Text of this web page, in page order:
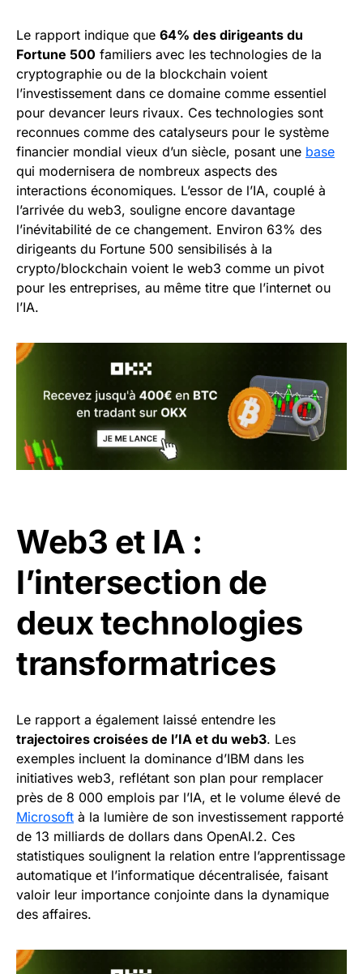
Le rapport indique que 64% des dirigeants du
Fortune 500 familiers avec les technologies de la
cryptographie ou de la blockchain voient
l’investissement dans ce domaine comme essentiel
pour devancer leurs rivaux. Ces technologies sont
reconnues comme des catalyseurs pour le système
financier mondial vieux d’un siècle, posant une base
qui modernisera de nombreux aspects des
interactions économiques. L’essor de l’IA, couplé à
l’arrivée du web3, souligne encore davantage
l’inévitabilité de ce changement. Environ 63% des
dirigeants du Fortune 500 sensibilisés à la
crypto/blockchain voient le web3 comme un pivot
pour les entreprises, au même titre que l’internet ou
l’IA.
Web3 et IA :
l’intersection de
deux technologies
transformatrices
Le rapport a également laissé entendre les
trajectoires croisées de l’IA et du web3. Les
exemples incluent la dominance d’IBM dans les
initiatives web3, reflétant son plan pour remplacer
près de 8 000 emplois par l’IA, et le volume élevé de
Microsoft à la lumière de son investissement rapporté
de 13 milliards de dollars dans OpenAI.2. Ces
statistiques soulignent la relation entre l’apprentissage
automatique et l’informatique décentralisée, faisant
valoir leur importance conjointe dans la dynamique
des affaires.